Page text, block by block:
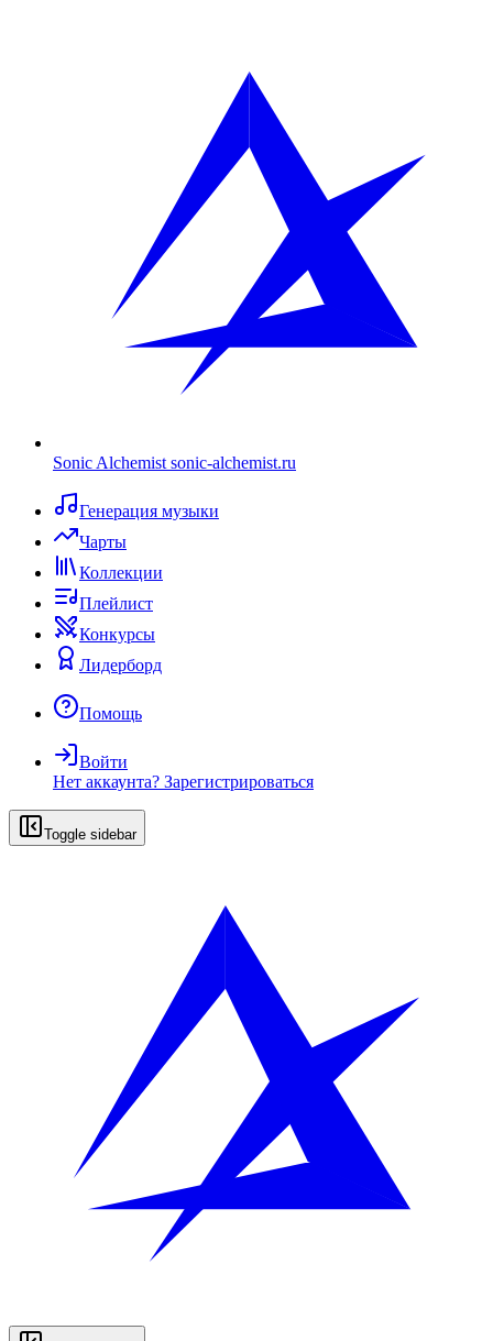
Sonic Alchemist sonic-alchemist.ru
Генерация музыки
Чарты
Коллекции
Плейлист
Конкурсы
Лидерборд
Помощь
Войти
Нет аккаунта? Зарегистрироваться
Toggle sidebar